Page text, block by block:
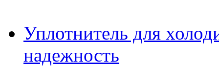
Уплотнитель для
надежность